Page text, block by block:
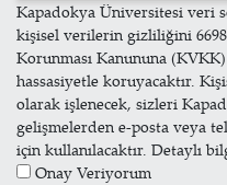
Kapadokya Üniversitesi veri
kişisel verilerin gizliliğini
Korunması Kanununa
hassasiyetle koruyacaktır.
olarak işlenecek, sizleri
gelişmelerden e-posta veya
için kullanılacaktır. Detaylı
Onay Veriyorum